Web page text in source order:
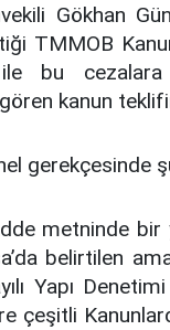
Gökhan
TMMOB
bu
kanun
gerekçesinde
metninde bir
belirtilen
Yapı
çeşitli